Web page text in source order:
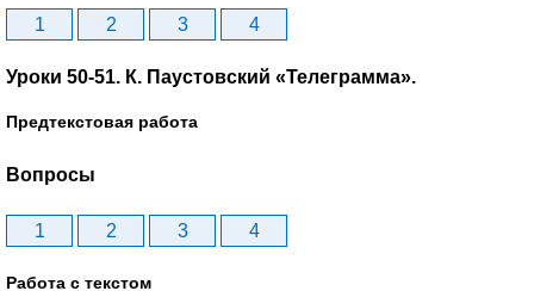
1 2 3 4
Уроки 50-51. К. Паустовский «Телеграмма».
Предтекстовая работа
Вопросы
1 2 3 4
Работа с текстом